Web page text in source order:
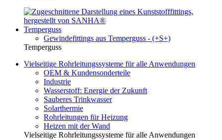
Temperguss
Gewindefittings aus Temperguss - (+S+)
Temperguss
Vielseitige Rohrleitungssysteme für alle Anwendungen
OEM & Kundensonderteile
Industrie
Wasserstoff: Energie der Zukunft
Sauberes Trinkwasser
Solarthermie
Rohrleitungen für Heizung
Heizen mit der Wand
Vielseitige Rohrleitungssysteme für alle Anwendungen